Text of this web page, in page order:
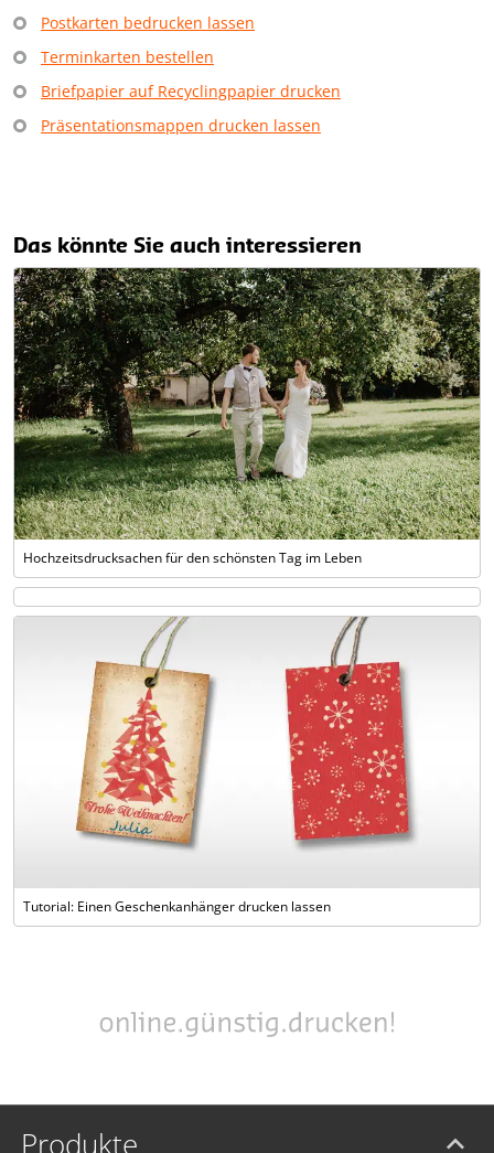
Postkarten bedrucken lassen
Terminkarten bestellen
Briefpapier auf Recyclingpapier drucken
Präsentationsmappen drucken lassen
Das könnte Sie auch interessieren
Hochzeitsdrucksachen für den schönsten Tag im Leben
Tutorial: Einen Geschenkanhänger drucken lassen
Produkte